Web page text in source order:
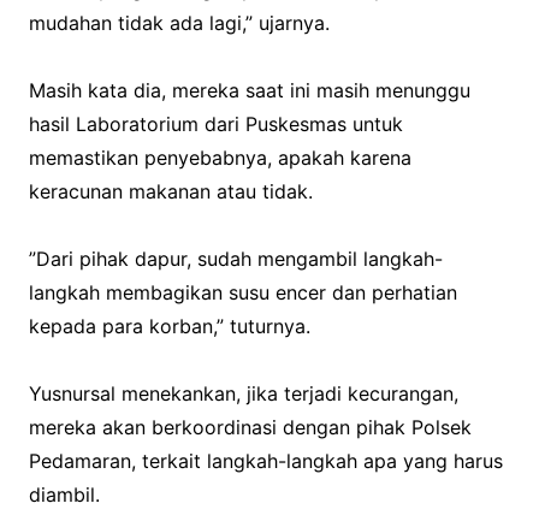
mudahan tidak ada lagi,” ujarnya.
‎Masih kata dia, mereka saat ini masih menunggu
hasil Laboratorium dari Puskesmas untuk
memastikan penyebabnya, apakah karena
keracunan makanan atau tidak.
‎”Dari pihak dapur, sudah mengambil langkah-
langkah membagikan susu encer dan perhatian
kepada para korban,” tuturnya.
‎Yusnursal menekankan, jika terjadi kecurangan,
mereka akan berkoordinasi dengan pihak Polsek
Pedamaran, terkait langkah-langkah apa yang harus
diambil.